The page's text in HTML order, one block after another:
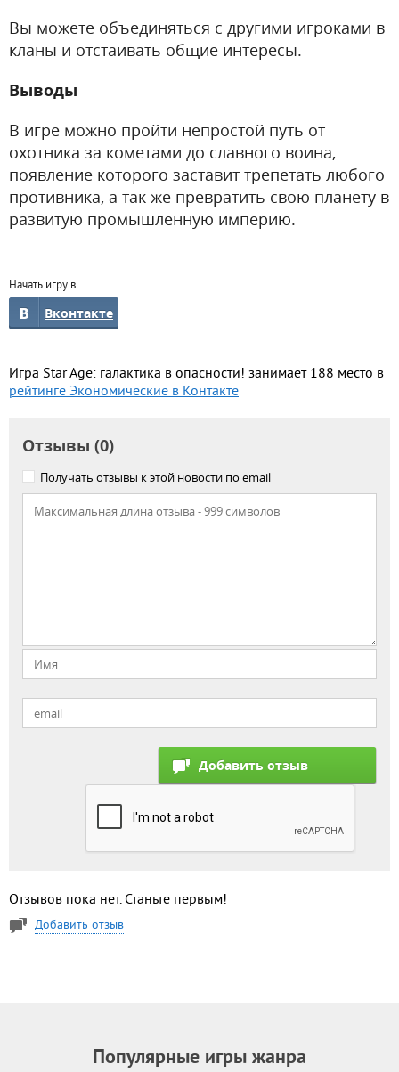
Вы можете объединяться с другими игроками в
кланы и отстаивать общие интересы.
Выводы
В игре можно пройти непростой путь от
охотника за кометами до славного воина,
появление которого заставит трепетать любого
противника, а так же превратить свою планету в
развитую промышленную империю.
Начать игру в
Вконтакте
Игра Star Age: галактика в опасности! занимает 188 место в
рейтинге Экономические в Контакте
Отзывы (0)
Получать отзывы к этой новости по email
Отзывов пока нет. Станьте первым!
Добавить отзыв
Популярные игры жанра